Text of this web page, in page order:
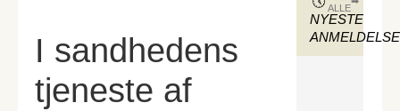
I sandhedens
tjeneste af
NYESTE
ALLE